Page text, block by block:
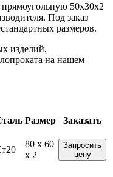
50х30х2
Под заказ
размеров.
изделий,
на нашем
Размер
Заказать
80 x 60
x 2
Запросить
цену